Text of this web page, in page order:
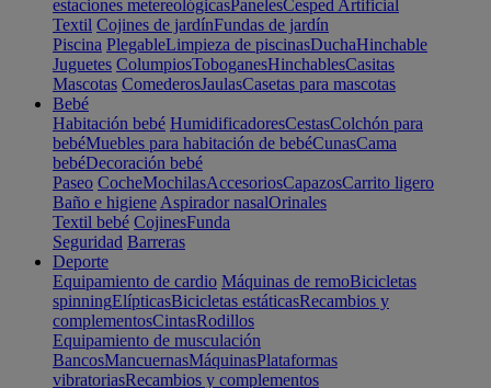
estaciones metereológicasPanelesCesped Artificial
Textil Cojines de jardínFundas de jardín
Piscina PlegableLimpieza de piscinasDuchaHinchable
Juguetes ColumpiosToboganesHinchablesCasitas
Mascotas ComederosJaulasCasetas para mascotas
Bebé
Habitación bebé HumidificadoresCestasColchón para
bebéMuebles para habitación de bebéCunasCama
bebéDecoración bebé
Paseo CocheMochilasAccesoriosCapazosCarrito ligero
Baño e higiene Aspirador nasalOrinales
Textil bebé CojinesFunda
Seguridad Barreras
Deporte
Equipamiento de cardio Máquinas de remoBicicletas
spinningElípticasBicicletas estáticasRecambios y
complementosCintasRodillos
Equipamiento de musculación
BancosMancuernasMáquinasPlataformas
vibratoriasRecambios y complementos